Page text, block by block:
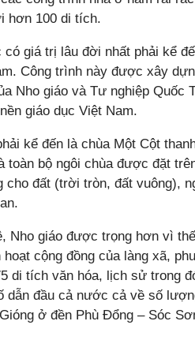
hơn 100 di tích.
có giá trị lâu đời nhất phải kể
Công trình này được xây
Nho giáo và Tư nghiệp Quốc
giáo dục Việt Nam.
kể đến là chùa Một Cột
toàn bộ ngôi chùa được đặt
cho đất (trời tròn, đất vuông),
Nho giáo được trọng hơn vì
cộng đồng của làng xã,
di tích văn hóa, lịch sử trong
dẫn đầu cả nước cả về số
ở đền Phù Đổng – Sóc